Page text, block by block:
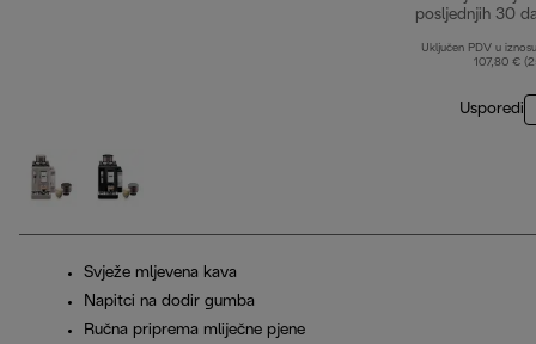
posljednjih 30
Uključen PDV u
107,80 €
Usporedi
Svježe mljevena kava
Napitci na dodir gumba
Ručna priprema mliječne pjene